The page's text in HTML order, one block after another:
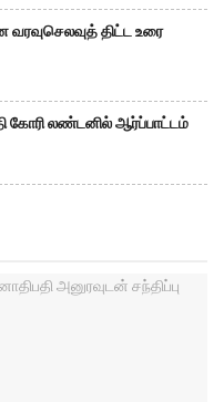
திட்ட உரை
கோரி லண்டனில் ஆர்ப்பாட்டம்